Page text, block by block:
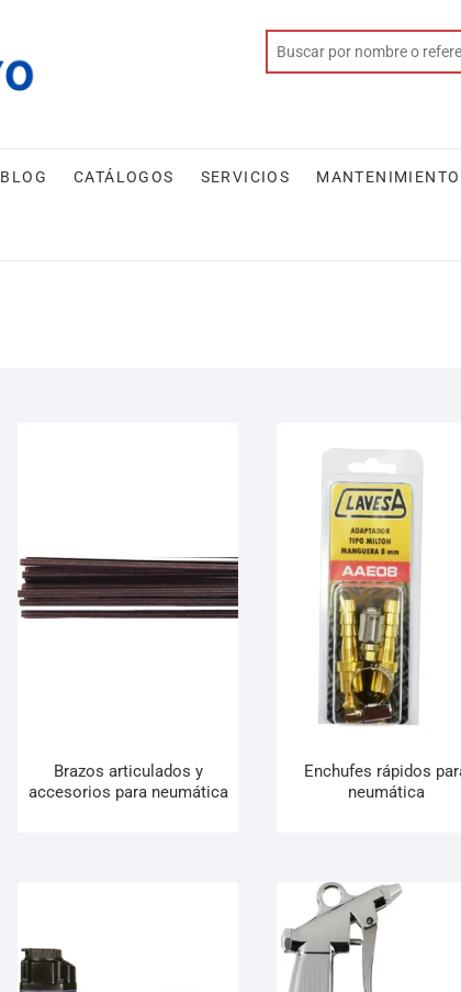
BLOG CATÁLOGOS SERVICIOS
Brazos articulados y
accesorios para neumática
Enchufes rápidos
neumática